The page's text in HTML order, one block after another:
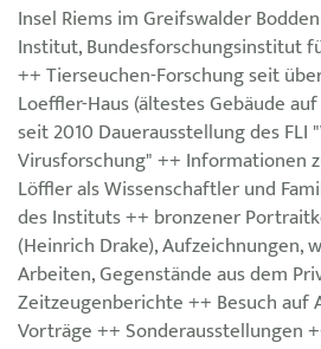
Insel Riems im Greifswalder
Institut, Bundesforschungsinstitut
++ Tierseuchen-Forschung seit
Loeffler-Haus (ältestes Gebäude
seit 2010 Dauerausstellung des FLI
Virusforschung" ++ Informationen
Löffler als Wissenschaftler und
des Instituts ++ bronzener
(Heinrich Drake), Aufzeichnungen,
Arbeiten, Gegenstände aus dem
Zeitzeugenberichte ++ Besuch auf
Vorträge ++ Sonderausstellungen